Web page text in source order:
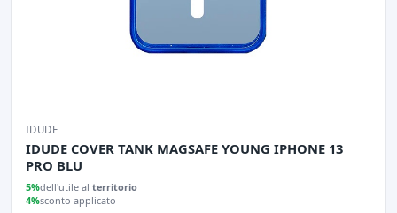
IDUDE
IDUDE COVER TANK MAGSAFE YOUNG IPHONE 13
PRO BLU
5%dell'utile al territorio
4%sconto applicato